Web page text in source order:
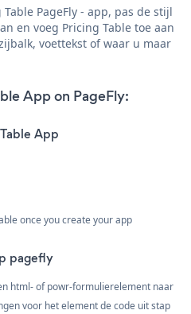
PageFly - app, pas de stijl
en voeg Pricing Table toe aan
voettekst of waar u maar
App on PageFly:
App
once you create your app
pagefly
html- of powr-formulierelement naar
voor het element de code uit stap